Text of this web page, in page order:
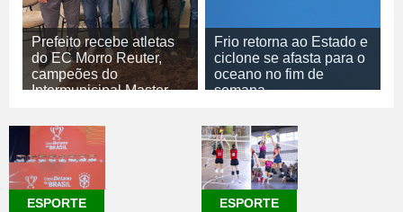
Prefeito recebe atletas
do EC Morro Reuter,
campeões do
Intermunicipal Master
07/08/2026
ESPORTE
Frio retorna ao Estado e
ciclone se afasta para o
oceano no fim de
semana
ESPORTE ESPORTE